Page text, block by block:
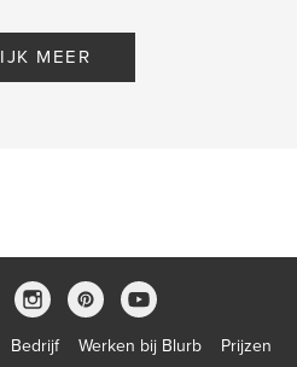
MEER
Bedrijf Werken bij Blurb Prijzen